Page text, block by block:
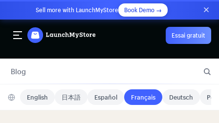
Sell more with LaunchMyStore Book Demo →
Essai gratuit
Blog
English 日本語 Español Français Deutsch